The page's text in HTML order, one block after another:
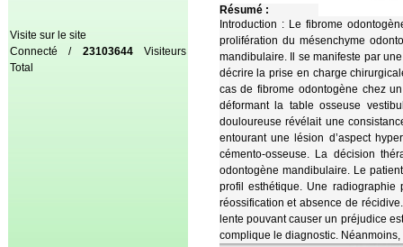
Visite sur le site
Connecté / 23103644Visiteurs
Total
Résumé :
Introduction : Le fibrome
prolifération du mésenchyme
mandibulaire. Il se manifeste par
décrire la prise en charge
cas de fibrome odontogène chez
déformant la table osseuse
douloureuse révélait une
entourant une lésion d’aspect
cémento-osseuse. La décision
odontogène mandibulaire. Le
profil esthétique. Une
réossification et absence de
lente pouvant causer un préjudice
complique le diagnostic.